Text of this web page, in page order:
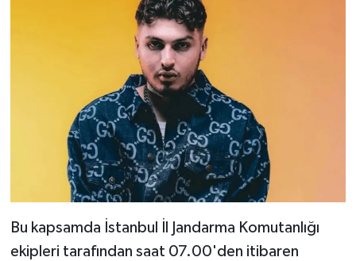
Bu kapsamda İstanbul İl Jandarma Komutanlığı
ekipleri tarafından saat 07.00'den itibaren